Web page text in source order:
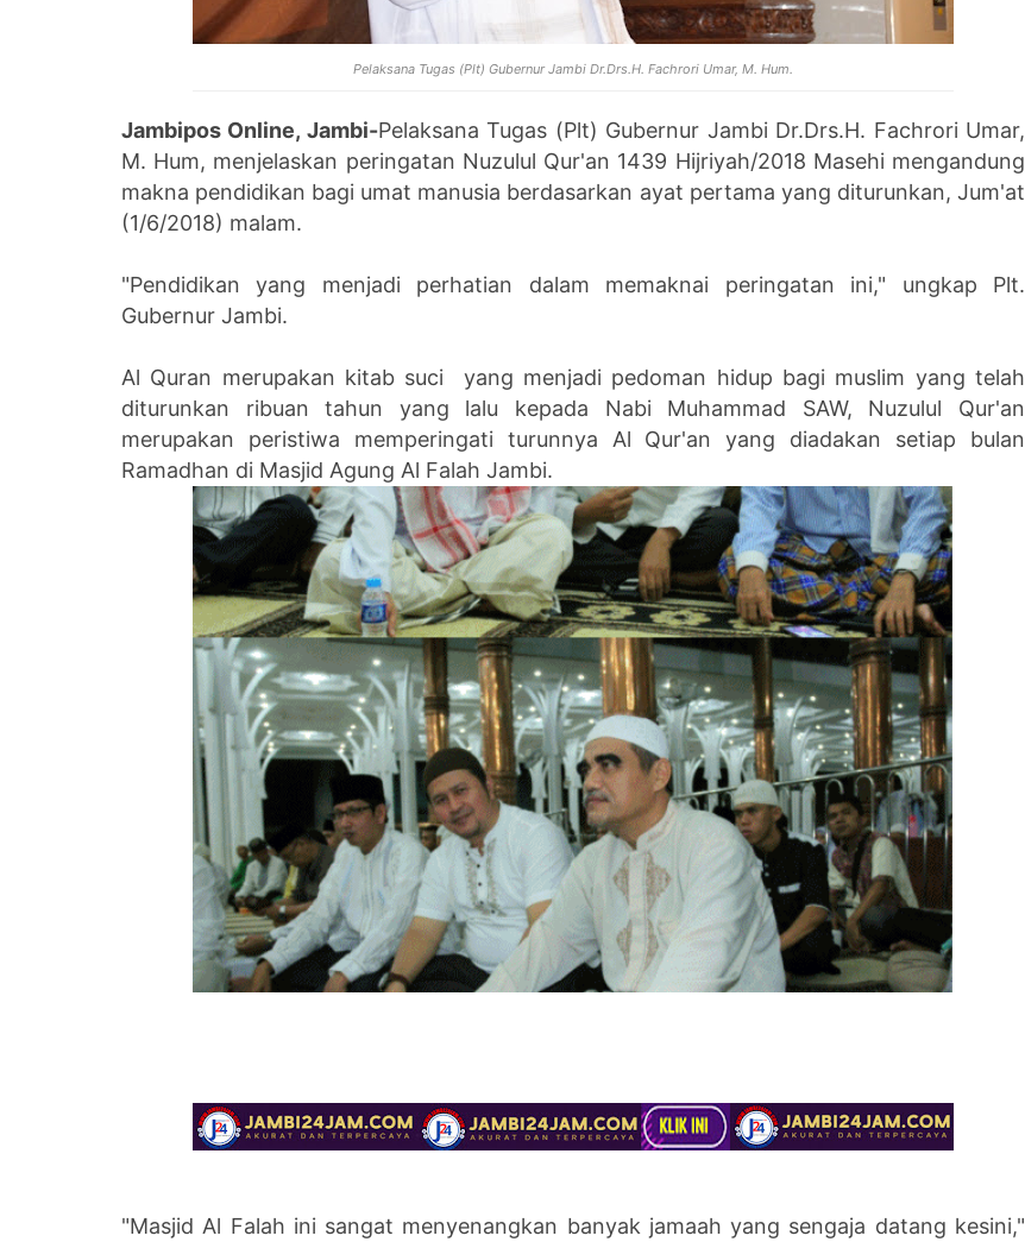
Pelaksana Tugas (Plt) Gubernur Jambi Dr.Drs.H. Fachrori Umar, M. Hum.
Jambipos Online, Jambi-Pelaksana Tugas (Plt) Gubernur Jambi Dr.Drs.H. Fachrori Umar,
M. Hum, menjelaskan peringatan Nuzulul Qur'an 1439 Hijriyah/2018 Masehi mengandung
makna pendidikan bagi umat manusia berdasarkan ayat pertama yang diturunkan, Jum'at
(1/6/2018) malam.
"Pendidikan yang menjadi perhatian dalam memaknai peringatan ini," ungkap Plt.
Gubernur Jambi.
Al Quran merupakan kitab suci yang menjadi pedoman hidup bagi muslim yang telah
diturunkan ribuan tahun yang lalu kepada Nabi Muhammad SAW, Nuzulul Qur'an
merupakan peristiwa memperingati turunnya Al Qur'an yang diadakan setiap bulan
Ramadhan di Masjid Agung Al Falah Jambi.
"Masjid Al Falah ini sangat menyenangkan banyak jamaah yang sengaja datang kesini,"